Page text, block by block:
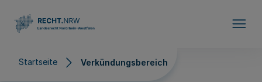
Startseite Verkündungsbereich